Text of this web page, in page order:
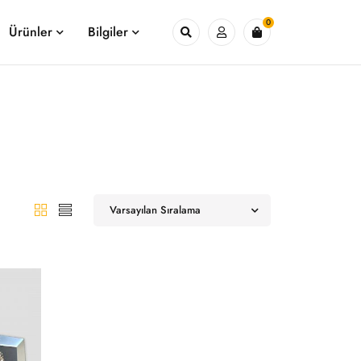
Ürünler Bilgiler
0
Varsayılan Sıralama